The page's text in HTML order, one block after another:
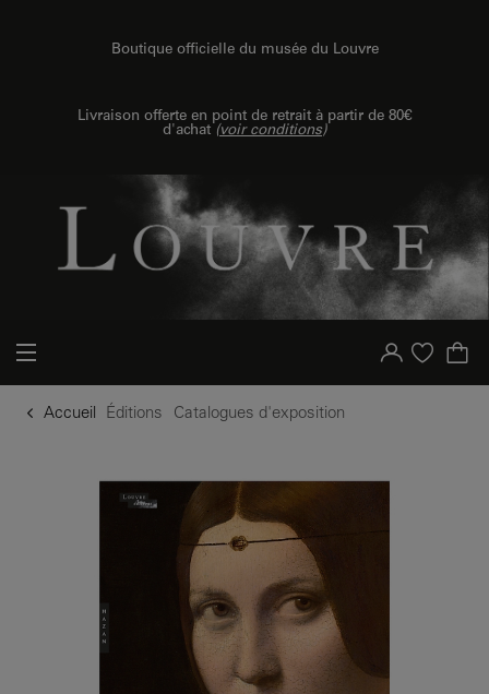
Boutique officielle du musée du Louvre
Livraison offerte en point de retrait à partir de 80€
d'achat (voir conditions)
Votre compte
Liste d'achat
Accueil Éditions Catalogues d'exposition